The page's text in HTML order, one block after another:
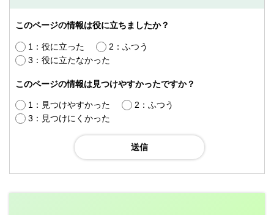
このページの情報は役に立ちましたか？
1：役に立った
2：ふつう
3：役に立たなかった
このページの情報は見つけやすかったですか？
1：見つけやすかった
2：ふつう
3：見つけにくかった